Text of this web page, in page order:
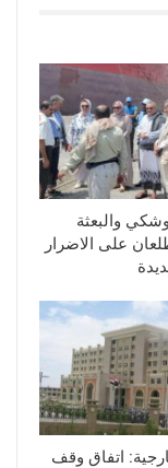
والبعثة
على الاضرار
اتفاق وقف